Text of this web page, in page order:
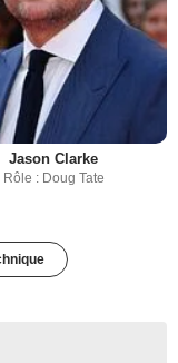
Jason Clarke
Rôle : Doug Tate